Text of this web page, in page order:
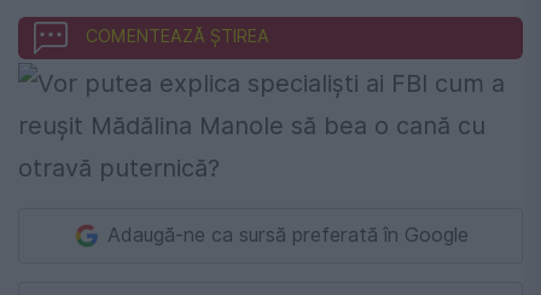
COMENTEAZĂ ȘTIREA
Adaugă-ne ca sursă preferată în Google